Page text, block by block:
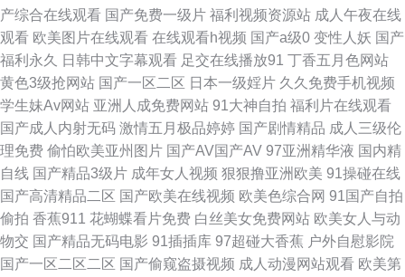
人a 肏草碰91 另类欧美黄站 三级片手机版国产 91大神网址 岛国毛片 老司机
黄色av 三级片人妻无码 91视频资源站 大香蕉VA大香蕉 女同视频在线观看
日韩精品综合 亚洲国产精华 www黄 日韩视频福利导航 人妖操男人黄色 九一
精品热 91久色 日韩专区第一页 91美女在线观看 成人91 精品国内久久 欧美
熟女Tv 亚洲性爱精品 国产自拍色图 欧美色图18 午夜色口导航 AV东方无码
国产探花av 欧美无砖砖区免费 香蕉久草 91视频网站链接 操逼首页 国产宾馆
产综合在线观看 国产免费一级片 福利视频资源站 成人午夜在线
观看 欧美图片在线观看 在线观看h视频 国产a级0 变性人妖 国产
福利永久
日韩中文字幕观看 足交在线播放91 丁香五月色网站
黄色3级抢网站 国产一区二区 日本一级婬片 久久免费手机视频
学生妹Av网站 亚洲人成免费网站 91大神自拍 福利片在线观看
国产成人内射无码 激情五月极品婷婷 国产剧情精品 成人三级伦
理免费 偷怕欧美亚州图片 国产AV国产AV 97亚洲精华液 国内精
自线 国产精品3级片 成年女人视频 狠狠撸亚洲欧美 91操碰在线
国产高清精品二区 国产欧美在线视频 欧美色综合网 91国产自拍
偷拍 香蕉911 花蝴蝶看片免费 白丝美女免费网站 欧美女人与动
物交 国产精品无码电影 91插插库 97超碰大香蕉 户外自慰影院
国产一区二区二区 国产偷窥盗摄视频 成人动漫网站观看 欧美第